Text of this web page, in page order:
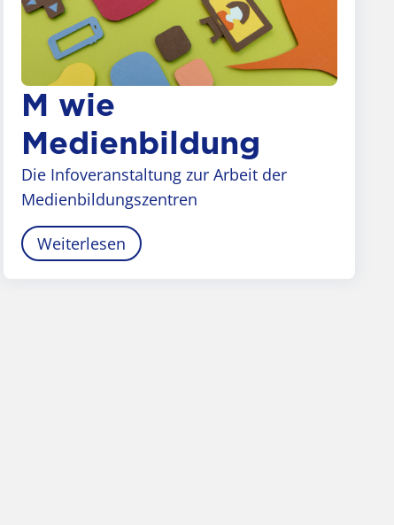
M wie
Medienbildung
Die Infoveranstaltung zur Arbeit der
Medienbildungszentren
Weiterlesen